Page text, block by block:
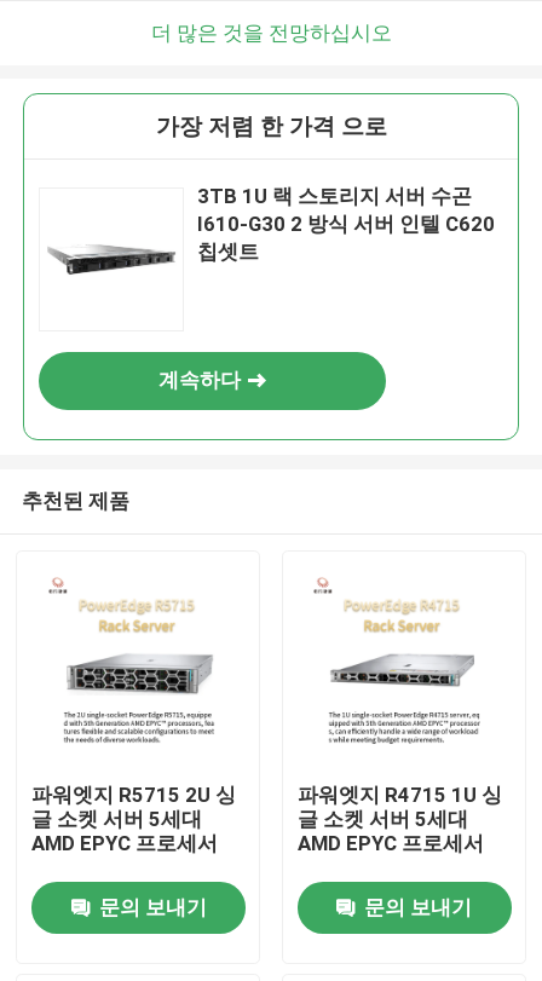
더 많은 것을 전망하십시오
가장 저렴 한 가격 으로
3TB 1U 랙 스토리지 서버 수곤
I610-G30 2 방식 서버 인텔 C620
칩셋트
계속하다
추천된 제품
파워엣지 R5715 2U 싱
글 소켓 서버 5세대
AMD EPYC 프로세서
문의 보내기
파워엣지 R4715 1U 싱
글 소켓 서버 5세대
AMD EPYC 프로세서
문의 보내기